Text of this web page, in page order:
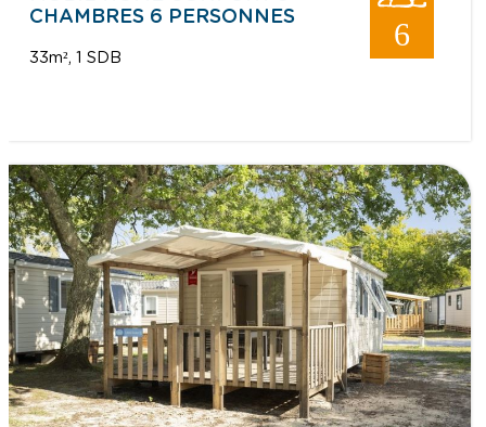
CHAMBRES 6 PERSONNES
33m² 1 SDB
6